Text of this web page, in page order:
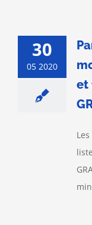
30
05 2020
et